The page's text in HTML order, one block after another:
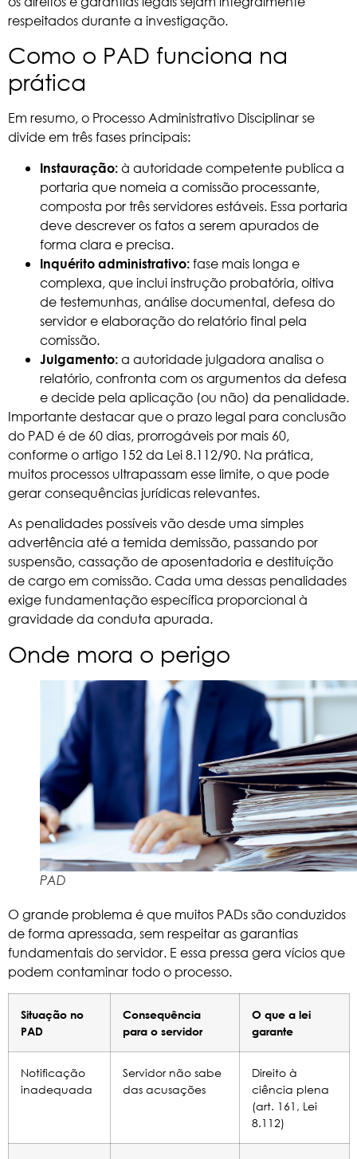
respeitados durante a investigação.
Como o PAD funciona na
prática
Em resumo, o Processo Administrativo Disciplinar se
divide em três fases principais:
Instauração: à autoridade competente publica a
portaria que nomeia a comissão processante,
composta por três servidores estáveis. Essa portaria
deve descrever os fatos a serem apurados de
forma clara e precisa.
Inquérito administrativo: fase mais longa e
complexa, que inclui instrução probatória, oitiva
de testemunhas, análise documental, defesa do
servidor e elaboração do relatório final pela
comissão.
Julgamento: a autoridade julgadora analisa o
relatório, confronta com os argumentos da defesa
e decide pela aplicação (ou não) da penalidade.
Importante destacar que o prazo legal para conclusão
do PAD é de 60 dias, prorrogáveis por mais 60,
conforme oartigo 152 da Lei 8.112/90. Na prática,
muitos processos ultrapassam esse limite, o que pode
gerar consequências jurídicas relevantes.
As penalidades possíveis vão desde uma simples
advertência até a temida demissão, passando por
suspensão, cassação de aposentadoria e destituição
de cargo em comissão. Cada uma dessas penalidades
exige fundamentação específica proporcional à
gravidade da conduta apurada.
Onde mora o perigo
PAD
O grande problema é que muitos PADs são conduzidos
de forma apressada, sem respeitar as garantias
fundamentais do servidor. E essa pressa gera vícios que
podem contaminar todo o processo.
Situação no
PAD
Consequência
para o servidor
O que a lei
garante
Notificação
inadequada
Servidor não sabe
das acusações
Direito à
ciência plena
(art. 161, Lei
8.112)